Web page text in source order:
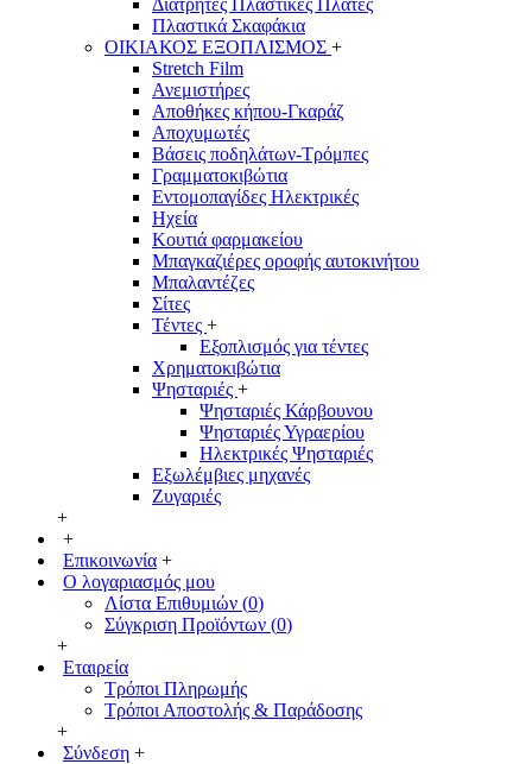
Διάτρητες Πλαστικές Πλάτες
Πλαστικά Σκαφάκια
ΟΙΚΙΑΚΟΣ ΕΞΟΠΛΙΣΜΟΣ +
Stretch Film
Ανεμιστήρες
Αποθήκες κήπου-Γκαράζ
Αποχυμωτές
Βάσεις ποδηλάτων-Τρόμπες
Γραμματοκιβώτια
Εντομοπαγίδες Ηλεκτρικές
Ηχεία
Κουτιά φαρμακείου
Μπαγκαζιέρες οροφής αυτοκινήτου
Μπαλαντέζες
Σίτες
Τέντες +
Εξοπλισμός για τέντες
Χρηματοκιβώτια
Ψησταριές +
Ψησταριές Κάρβουνου
Ψησταριές Υγραερίου
Ηλεκτρικές Ψησταριές
Εξωλέμβιες μηχανές
Ζυγαριές
+
+
Επικοινωνία +
Ο λογαριασμός μου
Λίστα Επιθυμιών (0)
Σύγκριση Προϊόντων (0)
+
Εταιρεία
Τρόποι Πληρωμής
Τρόποι Αποστολής & Παράδοσης
+
Σύνδεση +